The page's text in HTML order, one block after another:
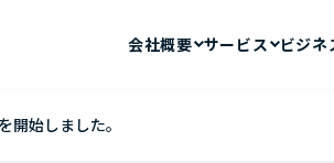
会社概要 サービス ビジネ
開始しました。